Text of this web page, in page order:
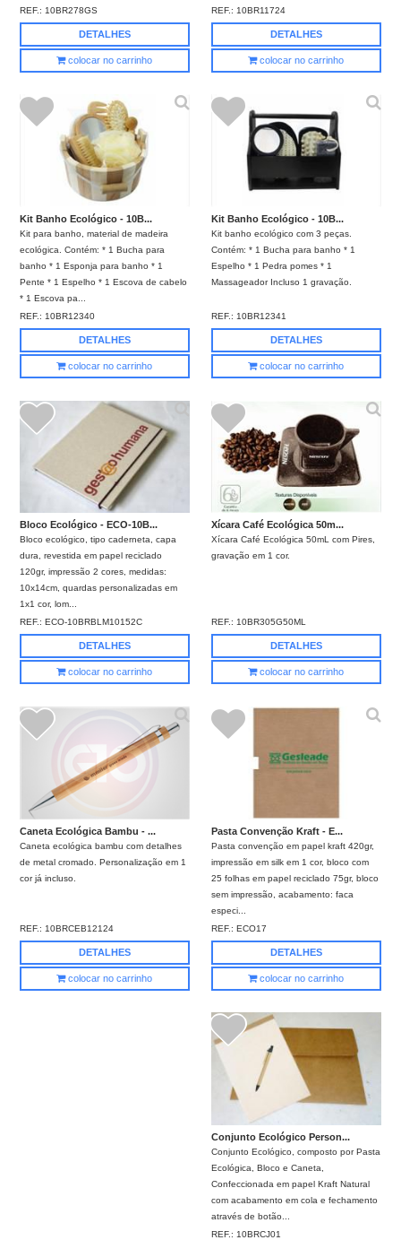
REF.: 10BR278GS
DETALHES
colocar no carrinho
REF.: 10BR11724
DETALHES
colocar no carrinho
Kit Banho Ecológico - 10B...
Kit para banho, material de madeira
ecológica. Contém: * 1 Bucha para
banho * 1 Esponja para banho * 1
Pente * 1 Espelho * 1 Escova de cabelo
* 1 Escova pa...
REF.:10BR12340
DETALHES
colocar no carrinho
Kit Banho Ecológico - 10B...
Kit banho ecológico com 3 peças.
Contém: * 1 Bucha para banho * 1
Espelho * 1 Pedra pomes * 1
Massageador Incluso 1 gravação.
REF.:10BR12341
DETALHES
colocar no carrinho
Bloco Ecológico - ECO-10B...
Bloco ecológico, tipo caderneta, capa
dura, revestida em papel reciclado
120gr, impressão 2 cores, medidas:
10x14cm, quardas personalizadas em
1x1 cor, lom...
REF.: ECO-10BRBLM10152C
DETALHES
colocar no carrinho
Xícara Café Ecológica 50m...
Xícara Café Ecológica 50mL com Pires,
gravação em 1 cor.
REF.:10BR305G50ML
DETALHES
colocar no carrinho
Caneta Ecológica Bambu - ...
Caneta ecológica bambu com detalhes
de metal cromado. Personalização em 1
cor já incluso.
REF.: 10BRCEB12124
DETALHES
colocar no carrinho
Pasta Convenção Kraft - E...
Pasta convenção em papel kraft 420gr,
impressão em silk em 1 cor, bloco com
25 folhas em papel reciclado 75gr, bloco
sem impressão, acabamento: faca
especi...
REF.:ECO17
DETALHES
colocar no carrinho
Conjunto Ecológico Person...
Conjunto Ecológico, composto por Pasta
Ecológica, Bloco e Caneta,
Confeccionada em papel Kraft Natural
com acabamento em cola e fechamento
através de botão...
REF.: 10BRCJ01